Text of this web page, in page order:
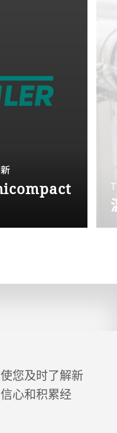
您及时了解新
心和积累经